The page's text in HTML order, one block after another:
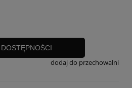
dodaj do przechowalni